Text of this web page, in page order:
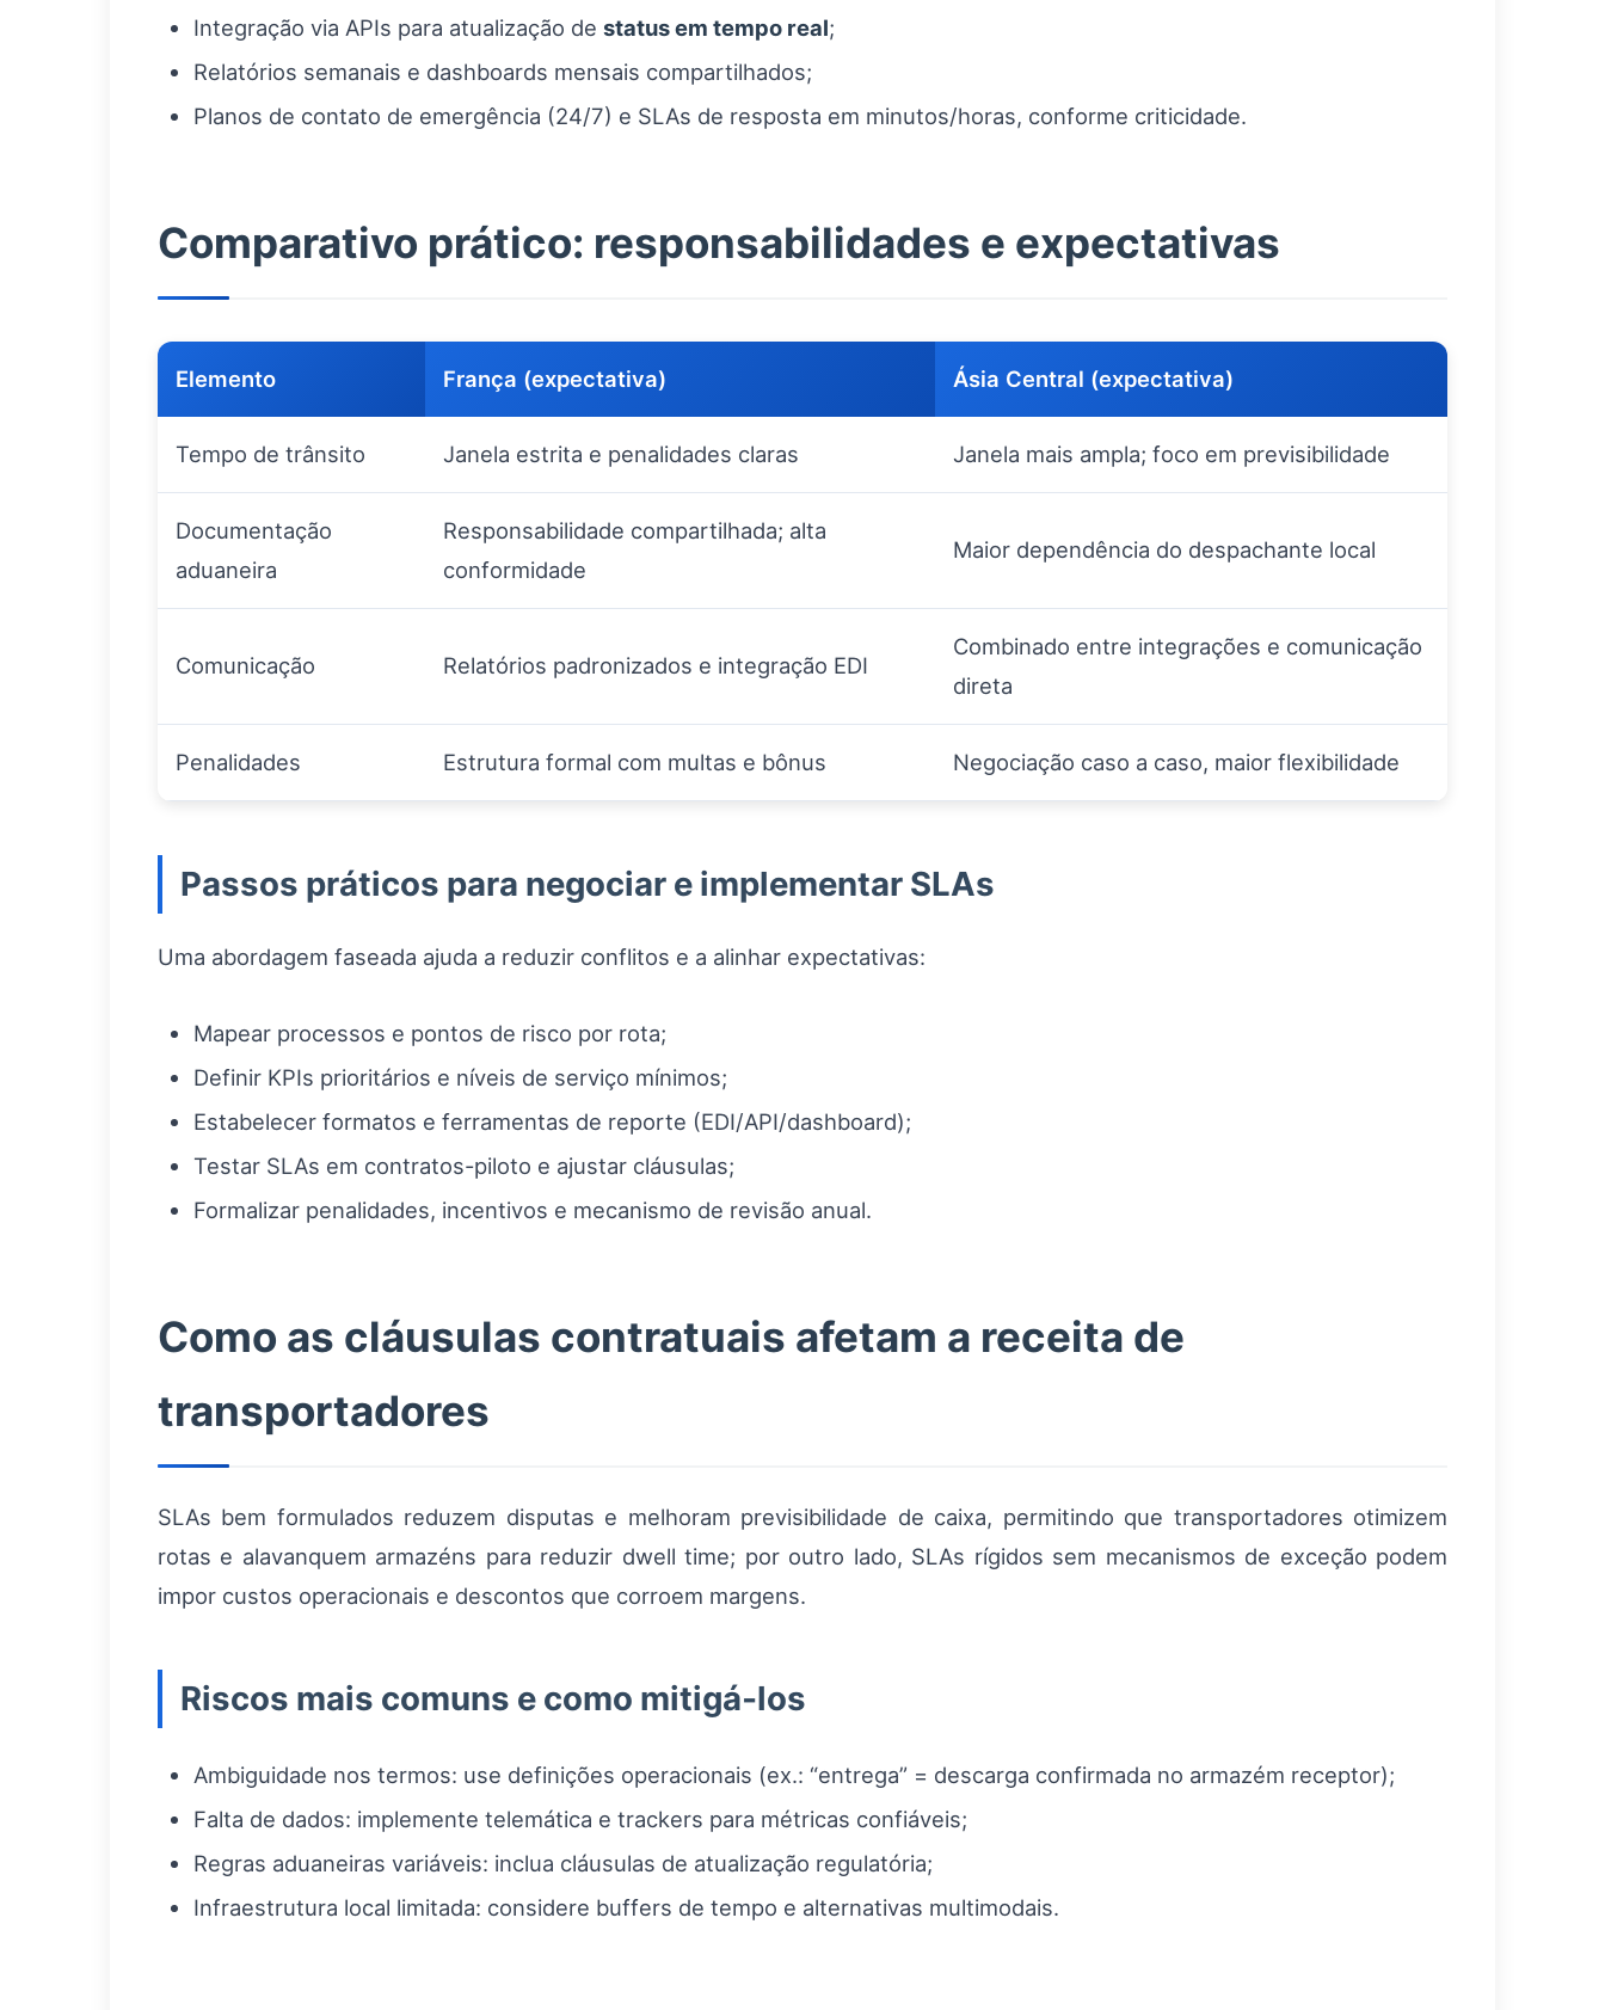
Integração via APIs para atualização de status em tempo real;
Relatórios semanais e dashboards mensais compartilhados;
Planos de contato de emergência (24/7) e SLAs de resposta em minutos/horas, conforme criticidade.
Comparativo prático: responsabilidades e expectativas
Elemento França (expectativa) Ásia Central (expectativa)
Tempo de trânsito Janela estrita e penalidades claras Janela mais ampla; foco em previsibilidade
Documentação
aduaneira
Responsabilidade compartilhada; alta
conformidade
Maior dependência do despachante local
Comunicação Relatórios padronizados e integração EDI
Combinado entre integrações e comunicação
direta
Penalidades Estrutura formal com multas e bônus Negociação caso a caso, maior flexibilidade
Passos práticos para negociar e implementar SLAs
Uma abordagem faseada ajuda a reduzir conflitos e a alinhar expectativas:
Mapear processos e pontos de risco por rota;
Definir KPIs prioritários e níveis de serviço mínimos;
Estabelecer formatos e ferramentas de reporte (EDI/API/dashboard);
Testar SLAs em contratos-piloto e ajustar cláusulas;
Formalizar penalidades, incentivos e mecanismo de revisão anual.
Como as cláusulas contratuais afetam a receita de
transportadores
SLAs bem formulados reduzem disputas e melhoram previsibilidade de caixa, permitindo que transportadores otimizem
rotas e alavanquem armazéns para reduzir dwell time; por outro lado, SLAs rígidos sem mecanismos de exceção podem
impor custos operacionais e descontos que corroem margens.
Riscos mais comuns e como mitigá‑los
Ambiguidade nos termos: use definições operacionais (ex.: “entrega” = descarga confirmada no armazém receptor);
Falta de dados: implemente telemática e trackers para métricas confiáveis;
Regras aduaneiras variáveis: inclua cláusulas de atualização regulatória;
Infraestrutura local limitada: considere buffers de tempo e alternativas multimodais.